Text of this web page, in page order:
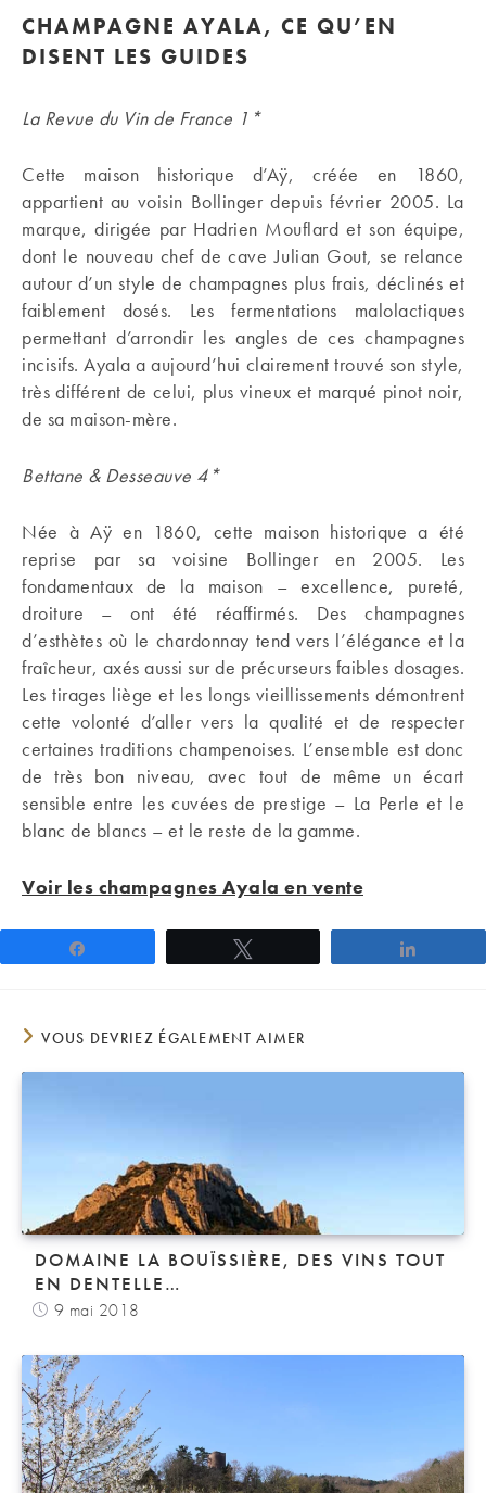
CHAMPAGNE AYALA, CE QU’EN
DISENT LES GUIDES
La Revue du Vin de France 1*
Cette maison historique d’Aÿ, créée en 1860,
appartient au voisin Bollinger depuis février 2005. La
marque, dirigée par Hadrien Mouflard et son équipe,
dont le nouveau chef de cave Julian Gout, se relance
autour d’un style de champagnes plus frais, déclinés et
faiblement dosés. Les fermentations malolactiques
permettant d’arrondir les angles de ces champagnes
incisifs. Ayala a aujourd’hui clairement trouvé son style,
très différent de celui, plus vineux et marqué pinot noir,
de sa maison-mère.
Bettane & Desseauve 4*
Née à Aÿ en 1860, cette maison historique a été
reprise par sa voisine Bollinger en 2005. Les
fondamentaux de la maison – excellence, pureté,
droiture – ont été réaffirmés. Des champagnes
d’esthètes où le chardonnay tend vers l’élégance et la
fraîcheur, axés aussi sur de précurseurs faibles dosages.
Les tirages liège et les longs vieillissements démontrent
cette volonté d’aller vers la qualité et de respecter
certaines traditions champenoises. L’ensemble est donc
de très bon niveau, avec tout de même un écart
sensible entre les cuvées de prestige – La Perle et le
blanc de blancs – et le reste de la gamme.
Voir les champagnes Ayala en vente
VOUS DEVRIEZ ÉGALEMENT AIMER
DOMAINE LA BOUÏSSIÈRE, DES VINS TOUT
EN DENTELLE…
9 mai 2018